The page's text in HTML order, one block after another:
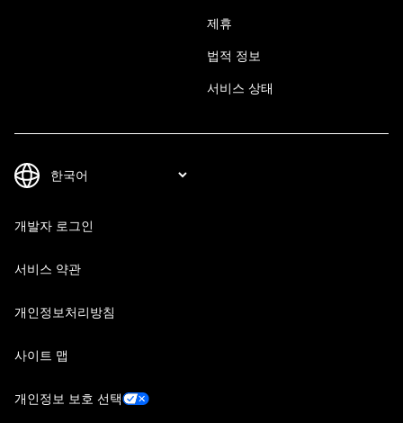
제휴
법적 정보
서비스 상태
개발자 로그인
서비스 약관
개인정보처리방침
사이트 맵
개인정보 보호 선택